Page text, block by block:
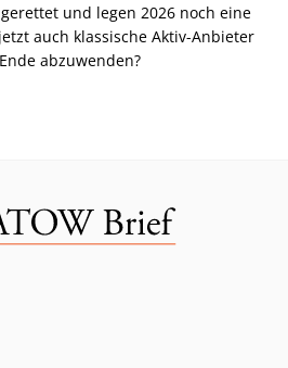
und legen 2026 noch eine
auch klassische Aktiv-Anbieter
abzuwenden?